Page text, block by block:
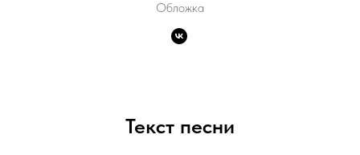
Обложка
Текст песни